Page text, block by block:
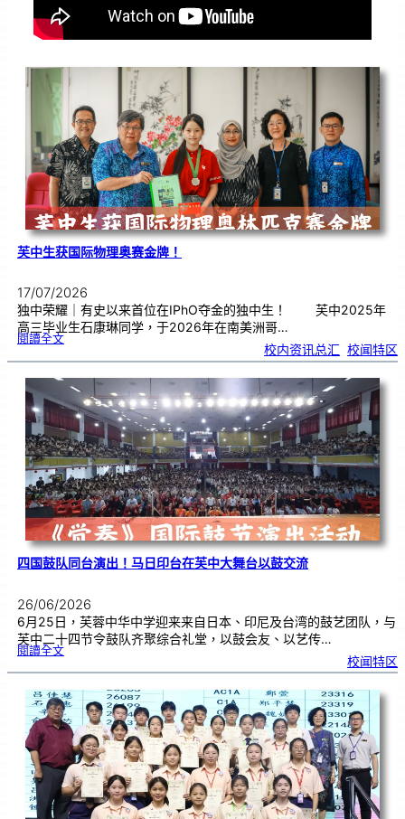
芙中生获国际物理奥赛金牌！
17/07/2026
独中荣耀｜有史以来首位在IPhO夺金的独中生！ 芙中2025年
高三毕业生石康琳同学，于2026年在南美洲哥…
閱讀全文:芙
获
际
物
理
赛
金
牌
！
校内资讯总汇 校闻特区
四国鼓队同台演出！马日印台在芙中大舞台以鼓交流
26/06/2026
6月25日，芙蓉中华中学迎来来自日本、印尼及台湾的鼓艺团队，与
芙中二十四节令鼓队齐聚综合礼堂，以鼓会友、以艺传…
閱讀全文:四
队
台
演
出
！
马
日
印
台
在
芙
中
大
舞
台
以
鼓
交
流
校闻特区